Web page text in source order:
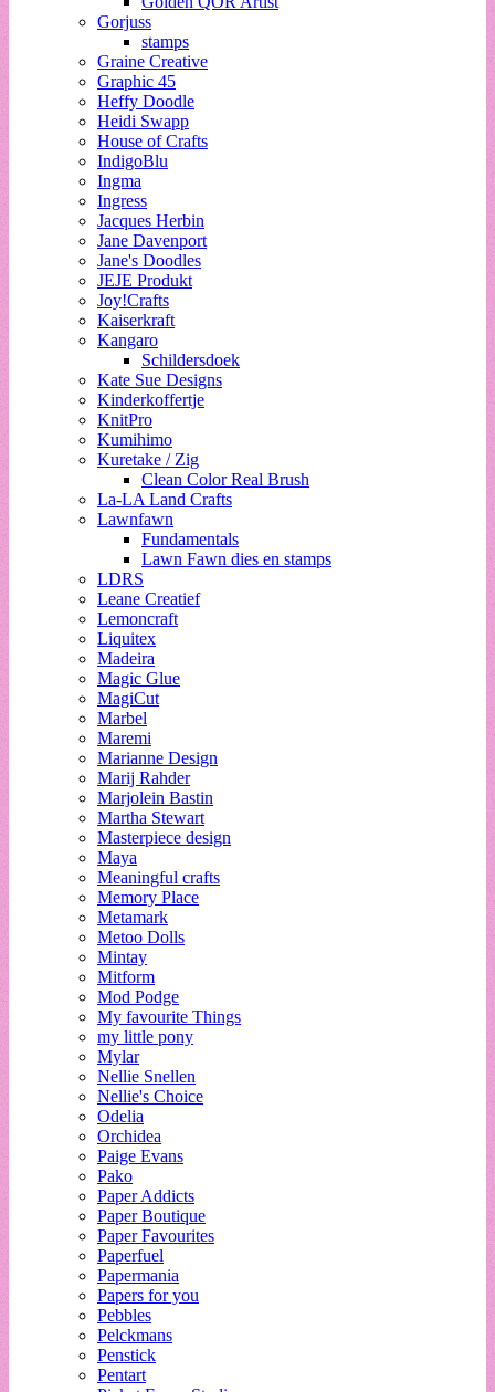
Gorjuss
stamps
Graine Creative
Graphic 45
Heffy Doodle
Heidi Swapp
House of Crafts
IndigoBlu
Ingma
Ingress
Jacques Herbin
Jane Davenport
Jane's Doodles
JEJE Produkt
Joy!Crafts
Kaiserkraft
Kangaro
Schildersdoek
Kate Sue Designs
Kinderkoffertje
KnitPro
Kumihimo
Kuretake / Zig
Clean Color Real Brush
La-LA Land Crafts
Lawnfawn
Fundamentals
Lawn Fawn dies en stamps
LDRS
Leane Creatief
Lemoncraft
Liquitex
Madeira
Magic Glue
MagiCut
Marbel
Maremi
Marianne Design
Marij Rahder
Marjolein Bastin
Martha Stewart
Masterpiece design
Maya
Meaningful crafts
Memory Place
Metamark
Metoo Dolls
Mintay
Mitform
Mod Podge
My favourite Things
my little pony
Mylar
Nellie Snellen
Nellie's Choice
Odelia
Orchidea
Paige Evans
Pako
Paper Addicts
Paper Boutique
Paper Favourites
Paperfuel
Papermania
Papers for you
Pebbles
Pelckmans
Penstick
Pentart